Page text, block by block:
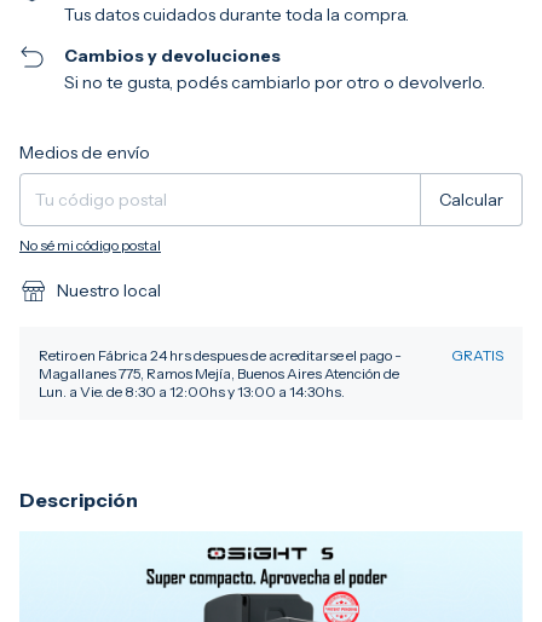
Tus datos cuidados durante toda la compra.
Cambios y devoluciones
Si no te gusta, podés cambiarlo por otro o devolverlo.
Entregas para el CP:
Medios de envío
Calcular
No sé mi código postal
Nuestro local
Retiro en Fábrica 24 hrs despues de acreditarse el pago -
Magallanes 775, Ramos Mejía, Buenos Aires Atención de
Lun. a Vie. de 8:30 a 12:00hs y 13:00 a 14:30hs.
GRATIS
Descripción